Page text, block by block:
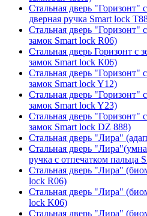
Стальная дверь "Горизонт"
дверная ручка Smart lock
Стальная дверь "Горизонт"
замок Smart lock R06)
Стальная дверь Горизонт с
замок Smart lock К06)
Стальная дверь "Горизонт"
замок Smart lock Y12)
Стальная дверь "Горизонт"
замок Smart lock Y23)
Стальная дверь "Горизонт"
замок Smart lock DZ 888)
Стальная дверь "Лира"
Стальная дверь
ручка с отпечатком пальца
Стальная дверь "Лира"
lock R06)
Стальная дверь "Лира"
lock K06)
Стальная дверь "Лира"